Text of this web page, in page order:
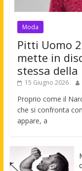
Moda
Pitti Uomo
mette in
stessa
15 Giugno 2026
Proprio come il
che si confronta
appare, a